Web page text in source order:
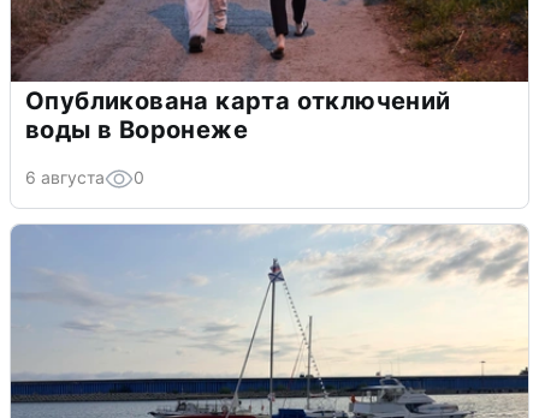
Опубликована карта отключений
воды в Воронеже
6 августа 0